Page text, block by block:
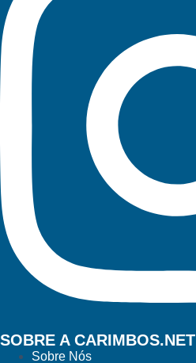
SOBRE A CARIMBOS.NET
Sobre Nós